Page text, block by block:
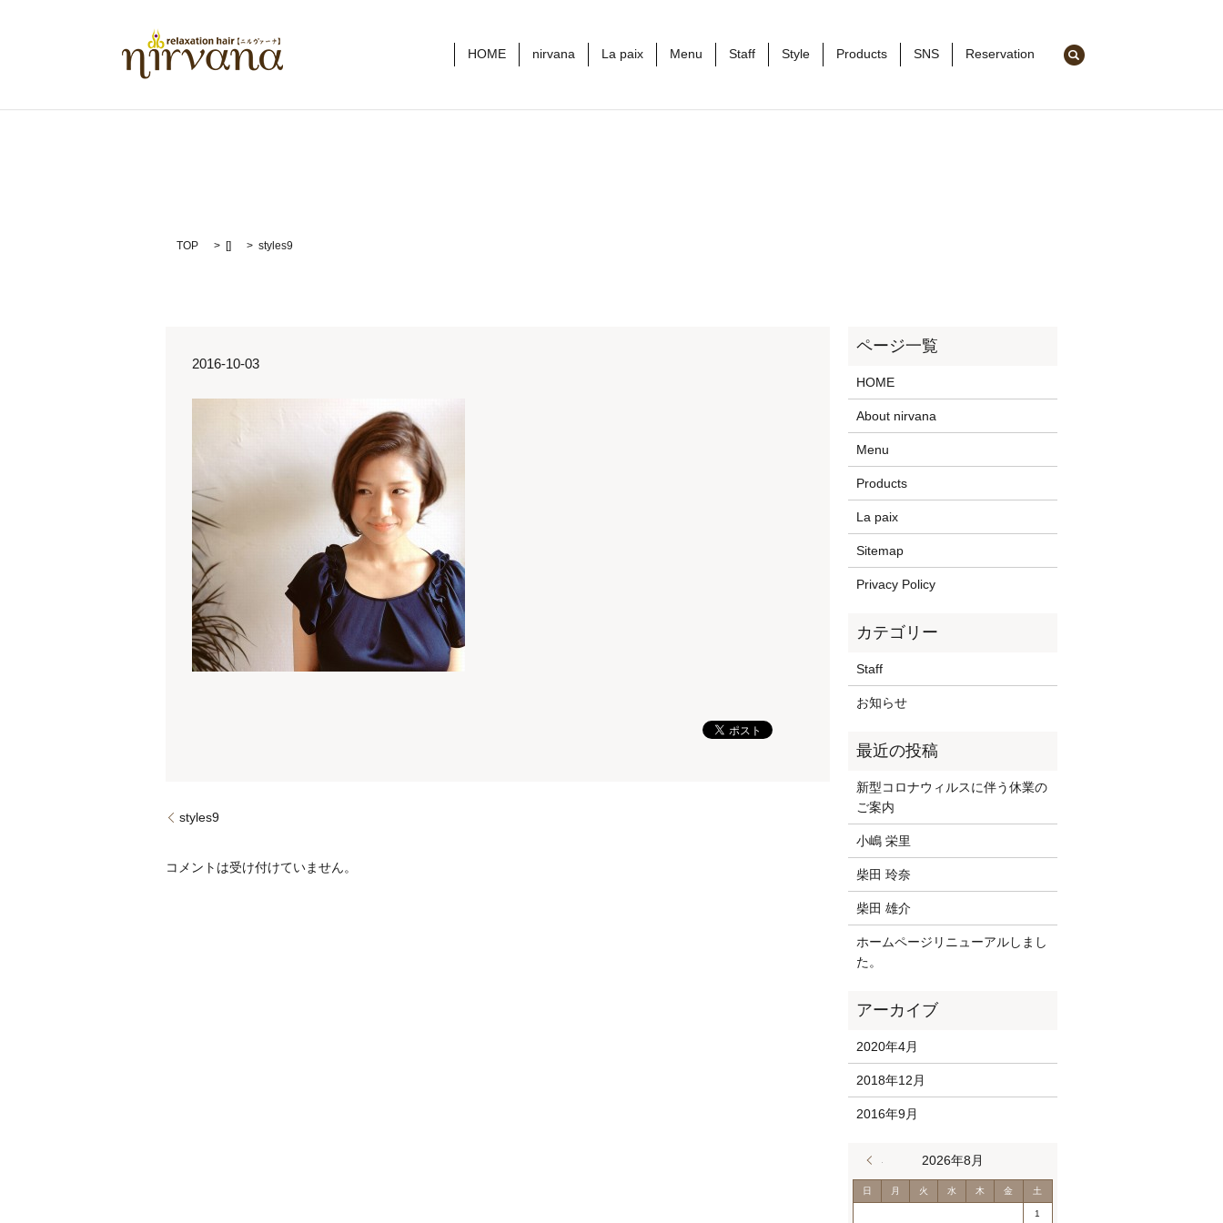
HOME nirvana La paix Menu Staff Style Products SNS Reservation
TOP [] styles9
2016-10-03
styles9
コメントは受け付けていません。
HOME
About nirvana
Menu
Products
La paix
Sitemap
Privacy Policy
Staff
お知らせ
新型コロナウィルスに伴う休業の
ご案内
小嶋 栄里
柴田 玲奈
柴田 雄介
ホームページリニューアルしまし
た。
2020年4月
2018年12月
2016年9月
2026年8月
日 月 火 水 木 金 土
1